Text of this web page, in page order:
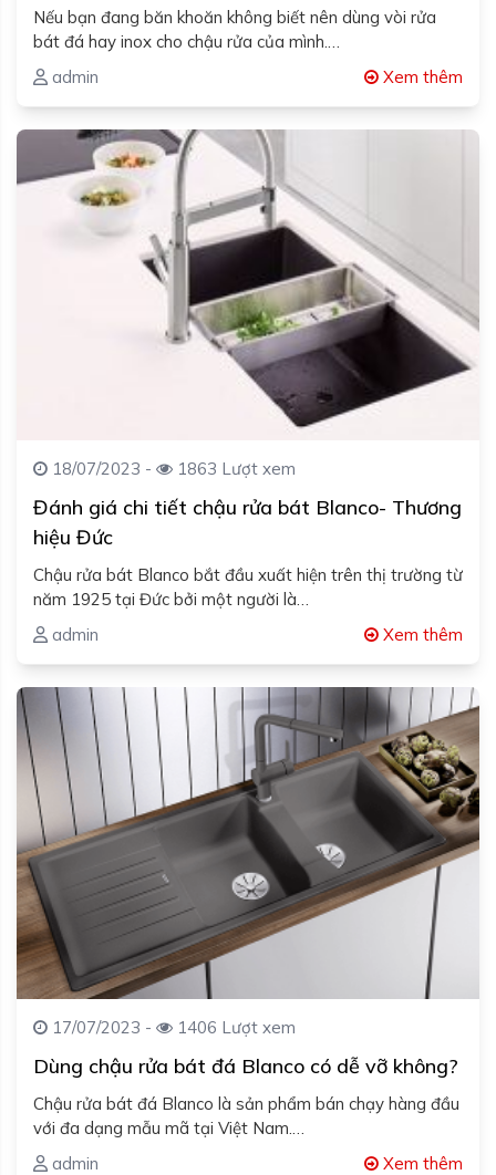
Nếu bạn đang băn khoăn không biết nên dùng vòi rửa
bát đá hay inox cho chậu rửa của mình.…
admin
Xem thêm
18/07/2023 - 1863 Lượt xem
Đánh giá chi tiết chậu rửa bát Blanco- Thương
hiệu Đức
Chậu rửa bát Blanco bắt đầu xuất hiện trên thị trường từ
năm 1925 tại Đức bởi một người là…
admin
Xem thêm
17/07/2023 - 1406 Lượt xem
Dùng chậu rửa bát đá Blanco có dễ vỡ không?
Chậu rửa bát đá Blanco là sản phẩm bán chạy hàng đầu
với đa dạng mẫu mã tại Việt Nam.…
admin
Xem thêm